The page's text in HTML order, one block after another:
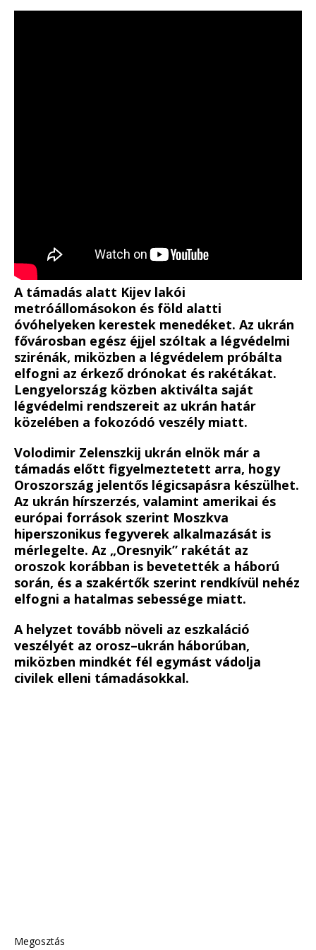
A támadás alatt Kijev lakói
metróállomásokon és föld alatti
óvóhelyeken kerestek menedéket. Az ukrán
fővárosban egész éjjel szóltak a légvédelmi
szirénák, miközben a légvédelem próbálta
elfogni az érkező drónokat és rakétákat.
Lengyelország közben aktiválta saját
légvédelmi rendszereit az ukrán határ
közelében a fokozódó veszély miatt.
Volodimir Zelenszkij ukrán elnök már a
támadás előtt figyelmeztetett arra, hogy
Oroszország jelentős légicsapásra készülhet.
Az ukrán hírszerzés, valamint amerikai és
európai források szerint Moszkva
hiperszonikus fegyverek alkalmazását is
mérlegelte. Az „Oresnyik” rakétát az
oroszok korábban is bevetették a háború
során, és a szakértők szerint rendkívül nehéz
elfogni a hatalmas sebessége miatt.
A helyzet tovább növeli az eszkaláció
veszélyét az orosz–ukrán háborúban,
miközben mindkét fél egymást vádolja
civilek elleni támadásokkal.
Megosztás